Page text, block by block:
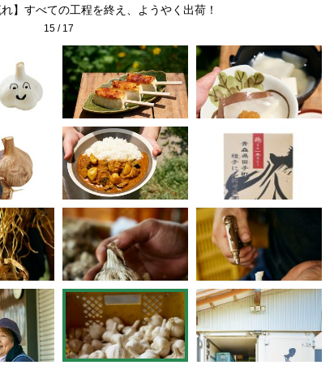
れ】すべての工程を終え、ようやく出荷！
15/ 17